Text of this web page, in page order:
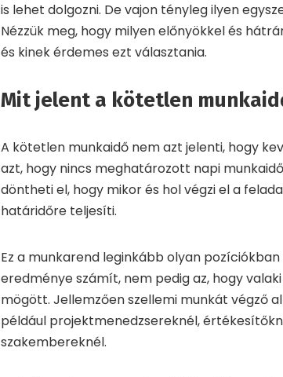
is lehet dolgozni. De vajon tényleg ilyen
Nézzük meg, hogy milyen előnyökkel és
és kinek érdemes ezt választania.
Mit jelent a kötetlen
A kötetlen munkaidő nem azt jelenti, hogy
azt, hogy nincs meghatározott napi
döntheti el, hogy mikor és hol végzi el a
határidőre teljesíti.
Ez a munkarend leginkább olyan
eredménye számít, nem pedig az, hogy
mögött. Jellemzően szellemi munkát végző
például projektmenedzsereknél,
szakembereknél.